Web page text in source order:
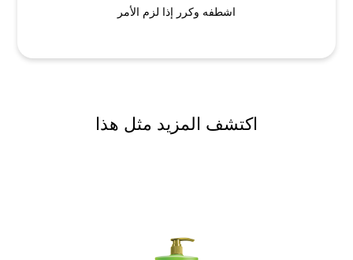
اشطفه وكرر إذا لزم الأمر
اكتشف المزيد مثل هذا